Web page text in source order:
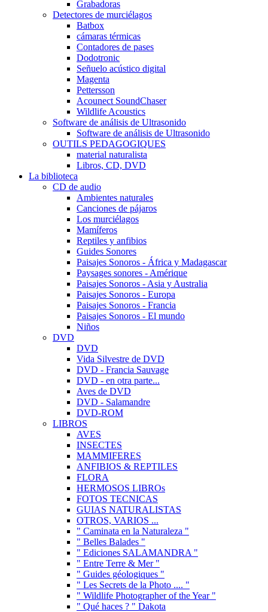
Grabadoras
Detectores de murciélagos
Batbox
cámaras térmicas
Contadores de pases
Dodotronic
Señuelo acústico digital
Magenta
Pettersson
Acounect SoundChaser
Wildlife Acoustics
Software de análisis de Ultrasonido
Software de análisis de Ultrasonido
OUTILS PEDAGOGIQUES
material naturalista
Libros, CD, DVD
La biblioteca
CD de audio
Ambientes naturales
Canciones de pájaros
Los murciélagos
Mamíferos
Reptiles y anfibios
Guides Sonores
Paisajes Sonoros - África y Madagascar
Paysages sonores - Amérique
Paisajes Sonoros - Asia y Australia
Paisajes Sonoros - Europa
Paisajes Sonoros - Francia
Paisajes Sonoros - El mundo
Niños
DVD
DVD
Vida Silvestre de DVD
DVD - Francia Sauvage
DVD - en otra parte...
Aves de DVD
DVD - Salamandre
DVD-ROM
LIBROS
AVES
INSECTES
MAMMIFERES
ANFIBIOS & REPTILES
FLORA
HERMOSOS LIBROs
FOTOS TECNICAS
GUIAS NATURALISTAS
OTROS, VARIOS ...
" Caminata en la Naturaleza "
" Belles Balades "
" Ediciones SALAMANDRA "
" Entre Terre & Mer "
" Guides géologiques "
" Les Secrets de la Photo .... "
" Wildlife Photographer of the Year "
" Qué haces ? " Dakota